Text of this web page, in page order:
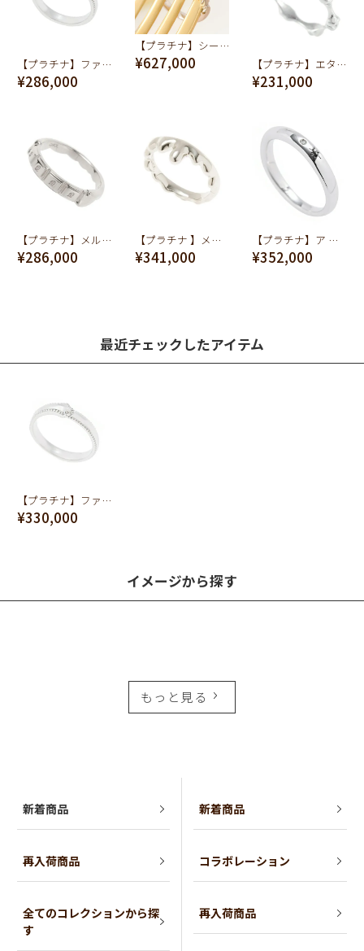
【プラチナ】ファーストバイトスプーン リング【オーダージュエリー】【受注予約】
¥286,000
【プラチナ】シークレットシュガー&ホイップ ダイヤモンド リング【オーダージュエリー】【受注予約】
¥627,000 【プラチナ】エターナル ボーン リング【オーダージュエリー】【受注予約】
¥231,000
【プラチナ】メルティーチョコレート リング【オーダージュエリー】【受注予約】
¥286,000
【プラチナ 】メルト リング【オーダージュエリー】【受注予約】
¥341,000
【プラチナ】ア リング【オーダージュエリー】【受注予約】
¥352,000
最近チェックしたアイテム
【プラチナ】ファーストバイトフォーク リング【オーダージュエリー】【受注予約】
¥330,000
イメージから探す
もっと見る
新着商品
再入荷商品
全てのコレクションから探
す
新着商品
コラボレーション
再入荷商品